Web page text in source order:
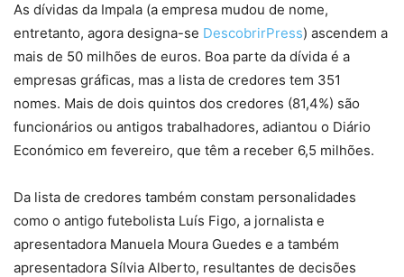
As dívidas da Impala (a empresa mudou de nome,
entretanto, agora designa-se DescobrirPress) ascendem a
mais de 50 milhões de euros. Boa parte da dívida é a
empresas gráficas, mas a lista de credores tem 351
nomes. Mais de dois quintos dos credores (81,4%) são
funcionários ou antigos trabalhadores, adiantou o Diário
Económico em fevereiro, que têm a receber 6,5 milhões.
Da lista de credores também constam personalidades
como o antigo futebolista Luís Figo, a jornalista e
apresentadora Manuela Moura Guedes e a também
apresentadora Sílvia Alberto, resultantes de decisões